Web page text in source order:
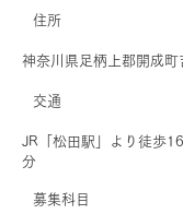
住所
神奈川県足柄上郡開成
交通
JR「松田駅」より徒歩
分
募集科目